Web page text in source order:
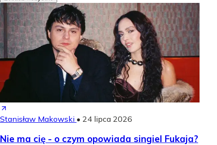
Stanisław Makowski • 24 lipca 2026
Nie ma cię - o czym opowiada singiel Fukaja?